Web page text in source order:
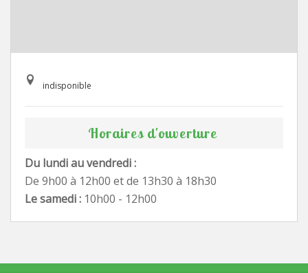
indisponible
Horaires d'ouverture
Du lundi au vendredi :
De 9h00 à 12h00 et de 13h30 à 18h30
Le samedi : 10h00 - 12h00